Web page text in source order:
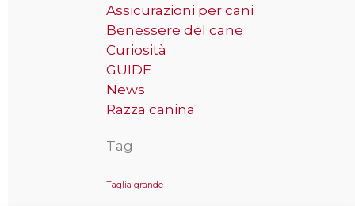
Assicurazioni per cani
Benessere del cane
Curiosità
GUIDE
News
Razza canina
Tag
Taglia grande